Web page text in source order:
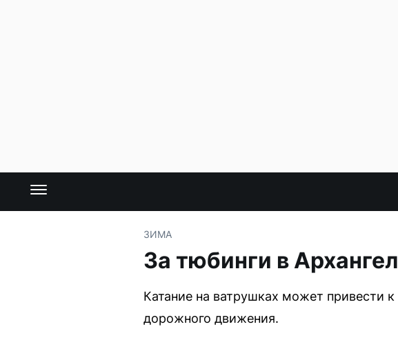
ЗИМА
За тюбинги в
Катание на ватрушках может привести
дорожного движения.